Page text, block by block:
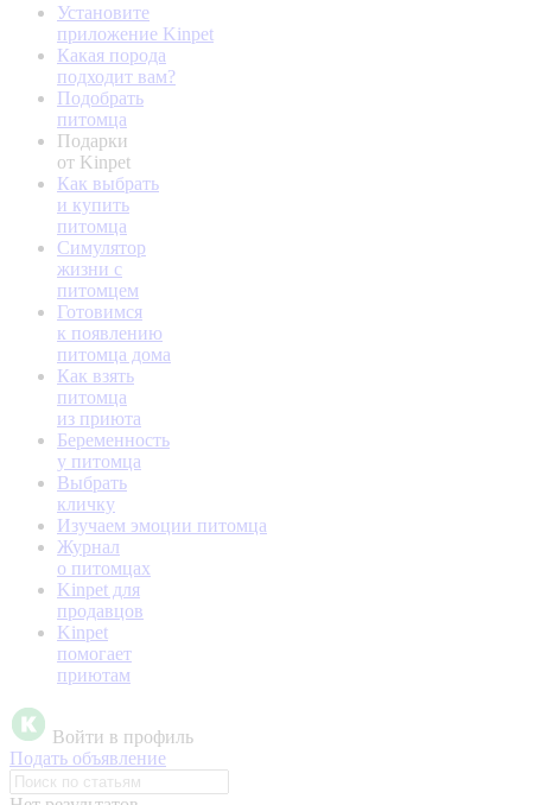
Установите
приложение Kinpet
Какая порода
подходит вам?
Подобрать
питомца
Подарки
от Kinpet
Как выбрать
и купить
питомца
Симулятор
жизни с
питомцем
Готовимся
к появлению
питомца дома
Как взять
питомца
из приюта
Беременность
у питомца
Выбрать
кличку
Изучаем эмоции питомца
Журнал
о питомцах
Kinpet для
продавцов
Kinpet
помогает
приютам
Войти в профиль
Подать объявление